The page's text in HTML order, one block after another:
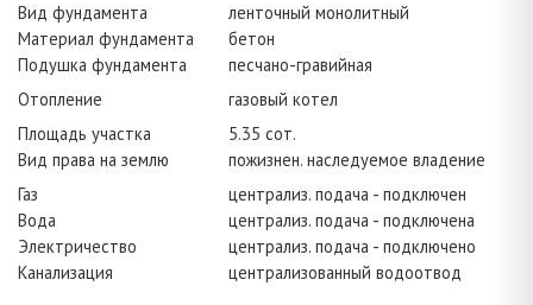
Вид фундамента
ленточный монолитный
Материал фундамента
бетон
Подушка фундамента
песчано-гравийная
Отопление
газовый котел
Площадь участка
5.35 сот.
Вид права на землю
пожизнен. наследуемое владение
Газ
централиз. подача - подключен
Вода
централиз. подача - подключена
Электричество
централиз. подача - подключено
Канализация
централизованный водоотвод